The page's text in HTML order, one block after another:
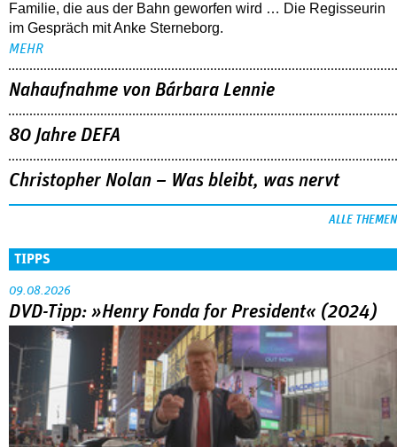
Familie, die aus der Bahn geworfen wird … Die Regisseurin
im Gespräch mit Anke Sterneborg.
MEHR
Nahaufnahme von Bárbara Lennie
80 Jahre DEFA
Christopher Nolan – Was bleibt, was nervt
ALLE THEMEN
TIPPS
09.08.2026
DVD-Tipp: »Henry Fonda for President« (2024)